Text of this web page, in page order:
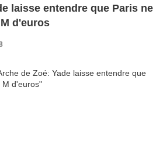
laisse entendre que Paris ne
d'euros